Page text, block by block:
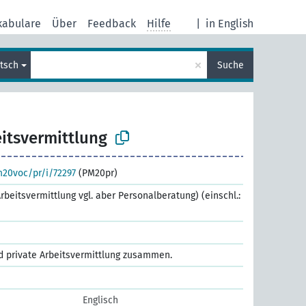
in English
Über Feedback Hilfe
× Suche
pr/i/72297 (PM20pr)
vgl. aber Personalberatung) (einschl.:
private Arbeitsvermittlung zusammen.
Englisch